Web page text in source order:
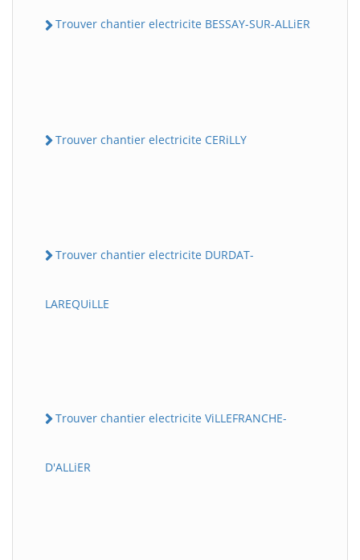
Trouver chantier electricite BESSAY-SUR-ALLiER
Trouver chantier electricite CERiLLY
Trouver chantier electricite DURDAT-
LAREQUiLLE
Trouver chantier electricite ViLLEFRANCHE-
D'ALLiER